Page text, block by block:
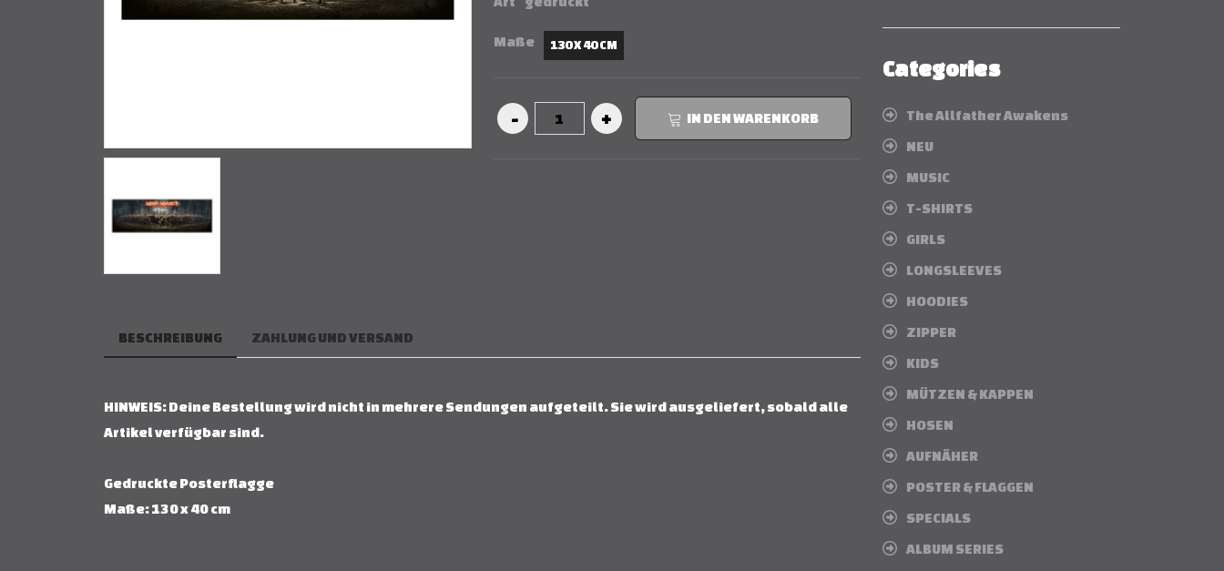
Maße 130 X 40 CM
IN DEN WARENKORB
BESCHREIBUNG ZAHLUNG UND VERSAND
HINWEIS: Deine Bestellung wird nicht in mehrere Sendungen aufgeteilt. Sie wird ausgeliefert, sobald alle
Artikel verfügbar sind.
Gedruckte Posterflagge
Maße: 130 x 40 cm
Categories
The Allfather Awakens
NEU
MUSIC
T-SHIRTS
GIRLS
LONGSLEEVES
HOODIES
ZIPPER
KIDS
MÜTZEN & KAPPEN
HOSEN
AUFNÄHER
POSTER & FLAGGEN
SPECIALS
ALBUM SERIES